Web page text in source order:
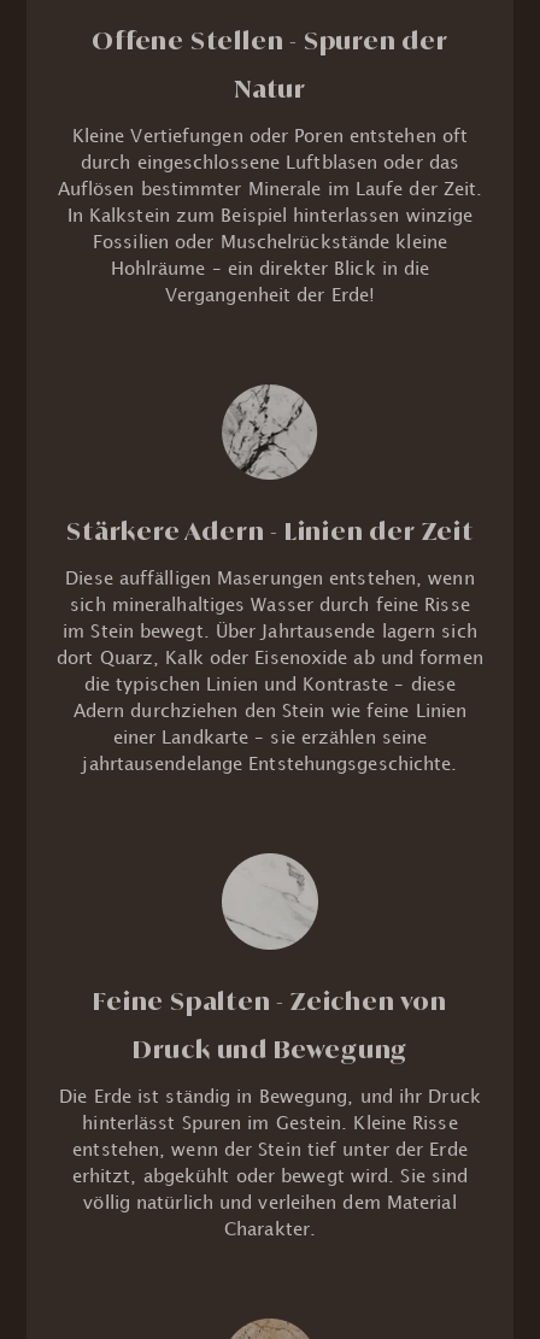
Offene Stellen - Spuren der
Natur
Kleine Vertiefungen oder Poren entstehen oft
durch eingeschlossene Luftblasen oder das
Auflösen bestimmter Minerale im Laufe der Zeit.
In Kalkstein zum Beispiel hinterlassen winzige
Fossilien oder Muschelrückstände kleine
Hohlräume – ein direkter Blick in die
Vergangenheit der Erde!
Stärkere Adern - Linien der Zeit
Diese auffälligen Maserungen entstehen, wenn
sich mineralhaltiges Wasser durch feine Risse
im Stein bewegt. Über Jahrtausende lagern sich
dort Quarz, Kalk oder Eisenoxide ab und formen
die typischen Linien und Kontraste – diese
Adern durchziehen den Stein wie feine Linien
einer Landkarte – sie erzählen seine
jahrtausendelange Entstehungsgeschichte.
Feine Spalten - Zeichen von
Druck und Bewegung
Die Erde ist ständig in Bewegung, und ihr Druck
hinterlässt Spuren im Gestein. Kleine Risse
entstehen, wenn der Stein tief unter der Erde
erhitzt, abgekühlt oder bewegt wird. Sie sind
völlig natürlich und verleihen dem Material
Charakter.